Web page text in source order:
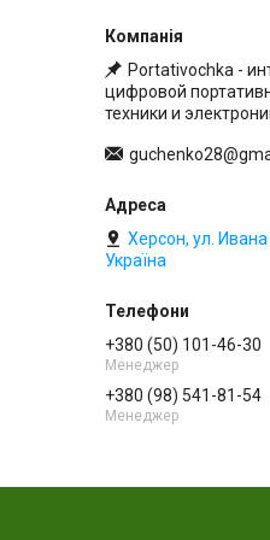
Portativochka -
цифровой
техники и
Херсон, ул.
Україна
+380 (50) 101-46-30
Менеджер
+380 (98) 541-81-54
Менеджер